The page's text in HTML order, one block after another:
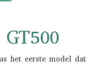
het eerste model dat